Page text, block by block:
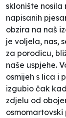
sklonište nosila
napisanih
obzira na naš
je voljela, nas,
za porodicu,
naše uspjehe.
osmijeh s lica i
izgubio čak
zdjelu od